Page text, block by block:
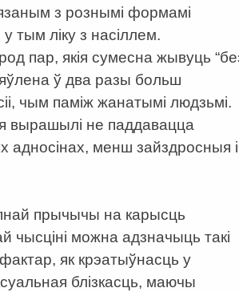
з рознымі формамі
тым ліку з насіллем.
пар, якія сумесна жывуць
ў два разы больш
чым паміж жанатымі людзьмі.
вырашылі не паддавацца
адносінах, менш зайздросныя і
прычычы на карысць
чысціні можна адзначыць такі
як крэатыўнасць у
блізкасць, маючы